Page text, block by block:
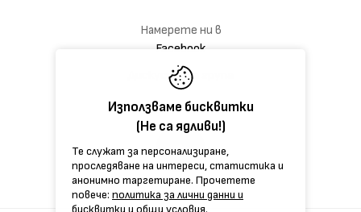
Използваме бисквитки
(Не са ядливи!)
Те служат за персонализиране,
проследяване на интереси, статистика и
анонимно таргетиране. Прочетете
повече: политика за лични данни и
бисквитки и общи условия.
Намерете ни в
Facebook
Дискусионна група